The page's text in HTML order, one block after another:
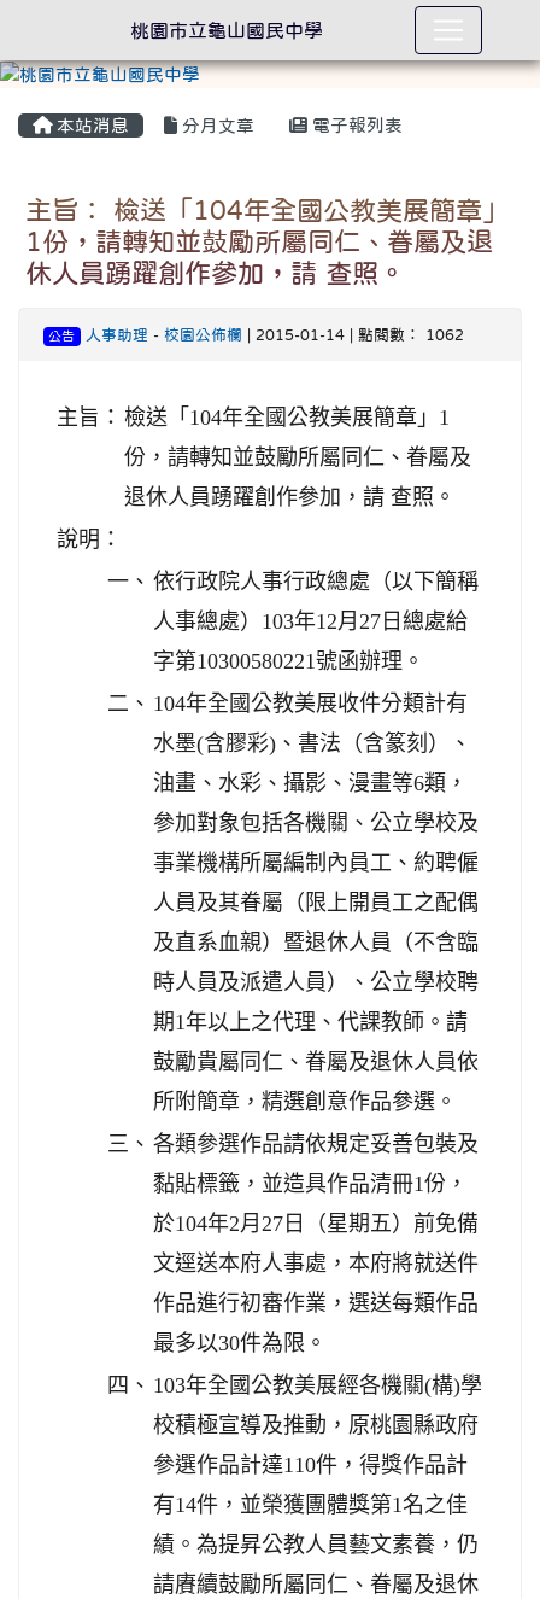
本站消息 分月文章 電子報列表
主旨： 檢送「104年全國公教美展簡章」
1份，請轉知並鼓勵所屬同仁、眷屬及退
休人員踴躍創作參加，請 查照。
公告 人事助理 - 校園公佈欄 | 2015-01-14 | 點閱數： 1062
主旨： 檢送「104年全國公教美展簡章」1
份，請轉知並鼓勵所屬同仁、眷屬及
退休人員踴躍創作參加，請 查照。
說明：
一、 依行政院人事行政總處（以下簡稱
人事總處）103年12月27日總處給
字第10300580221號函辦理。
二、 104年全國公教美展收件分類計有
水墨(含膠彩)、書法（含篆刻）、
油畫、水彩、攝影、漫畫等6類，
參加對象包括各機關、公立學校及
事業機構所屬編制內員工、約聘僱
人員及其眷屬（限上開員工之配偶
及直系血親）暨退休人員（不含臨
時人員及派遣人員）、公立學校聘
期1年以上之代理、代課教師。請
鼓勵貴屬同仁、眷屬及退休人員依
所附簡章，精選創意作品參選。
三、 各類參選作品請依規定妥善包裝及
黏貼標籤，並造具作品清冊1份，
於104年2月27日（星期五）前免備
文逕送本府人事處，本府將就送件
作品進行初審作業，選送每類作品
最多以30件為限。
四、 103年全國公教美展經各機關(構)學
校積極宣導及推動，原桃園縣政府
參選作品計達110件，得獎作品計
有14件，並榮獲團體獎第1名之佳
績。為提昇公教人員藝文素養，仍
請賡續鼓勵所屬同仁、眷屬及退休
桃園市立龜山國民中學